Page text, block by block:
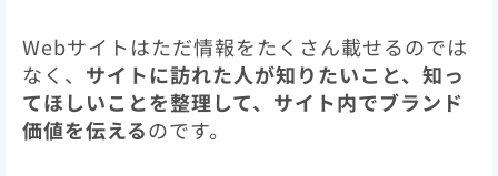
Webサイトはただ情報をたくさん載せるのでは
なく、 サイトに訪れた人が知りたいこと、知っ
てほしいことを整理して、サイト内でブランド
価値を伝えるのです。